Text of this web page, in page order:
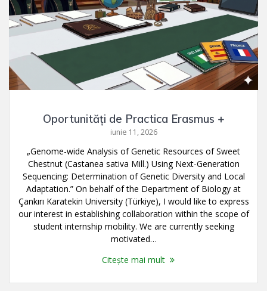
Oportunități de Practica Erasmus +
iunie 11, 2026
„Genome-wide Analysis of Genetic Resources of Sweet
Chestnut (Castanea sativa Mill.) Using Next-Generation
Sequencing: Determination of Genetic Diversity and Local
Adaptation.” On behalf of the Department of Biology at
Çankırı Karatekin University (Türkiye), I would like to express
our interest in establishing collaboration within the scope of
student internship mobility. We are currently seeking
motivated…
Citește mai mult